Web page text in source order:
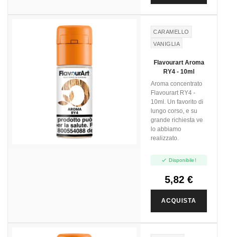
CARAMELLO
VANIGLIA
Flavourart Aroma
RY4 - 10ml
Aroma concentrato
Flavourart RY4 -
10ml. Un favorito di
lungo corso, e su
grande richiesta ve
lo abbiamo
realizzato.
 Disponibile!
5,82 €
ACQUISTA